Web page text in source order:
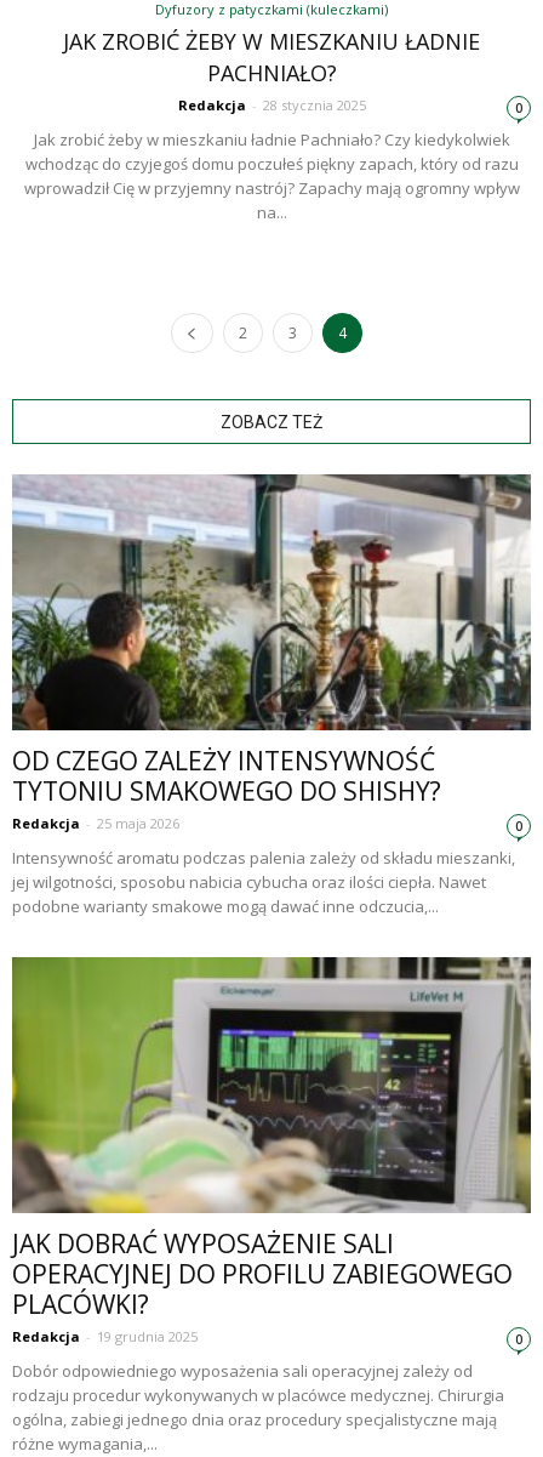
Dyfuzory z patyczkami (kuleczkami)
JAK ZROBIĆ ŻEBY W MIESZKANIU ŁADNIE
PACHNIAŁO?
Redakcja - 28 stycznia 2025 0
Jak zrobić żeby w mieszkaniu ładnie Pachniało? Czy kiedykolwiek
wchodząc do czyjegoś domu poczułeś piękny zapach, który od razu
wprowadził Cię w przyjemny nastrój? Zapachy mają ogromny wpływ
na...
2 3 4
ZOBACZ TEŻ
OD CZEGO ZALEŻY INTENSYWNOŚĆ
TYTONIU SMAKOWEGO DO SHISHY?
Redakcja - 25 maja 2026 0
Intensywność aromatu podczas palenia zależy od składu mieszanki,
jej wilgotności, sposobu nabicia cybucha oraz ilości ciepła. Nawet
podobne warianty smakowe mogą dawać inne odczucia,...
JAK DOBRAĆ WYPOSAŻENIE SALI
OPERACYJNEJ DO PROFILU ZABIEGOWEGO
PLACÓWKI?
Redakcja - 19 grudnia 2025 0
Dobór odpowiedniego wyposażenia sali operacyjnej zależy od
rodzaju procedur wykonywanych w placówce medycznej. Chirurgia
ogólna, zabiegi jednego dnia oraz procedury specjalistyczne mają
różne wymagania,...